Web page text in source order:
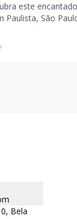
este
Paulista, São
e 2 banheiros.
na cidade.
Bela